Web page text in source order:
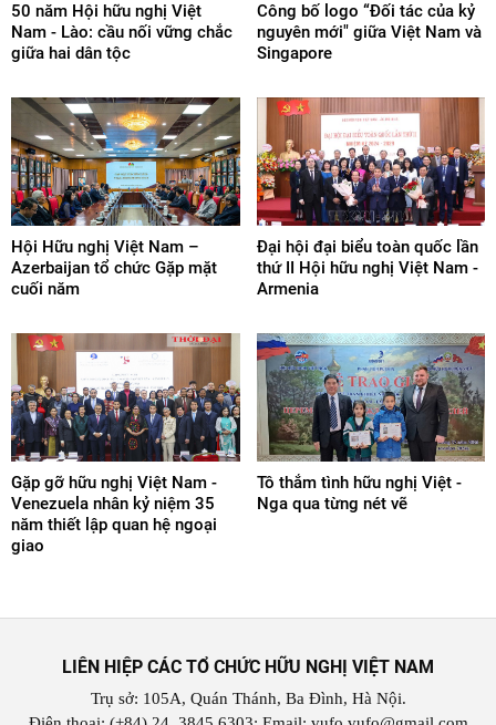
50 năm Hội hữu nghị Việt
Nam - Lào: cầu nối vững chắc
giữa hai dân tộc
Công bố logo “Đối tác của kỷ
nguyên mới" giữa Việt Nam và
Singapore
Hội Hữu nghị Việt Nam –
Azerbaijan tổ chức Gặp mặt
cuối năm
Đại hội đại biểu toàn quốc lần
thứ II Hội hữu nghị Việt Nam -
Armenia
Gặp gỡ hữu nghị Việt Nam -
Venezuela nhân kỷ niệm 35
năm thiết lập quan hệ ngoại
giao
Tô thắm tình hữu nghị Việt -
Nga qua từng nét vẽ
LIÊN HIỆP CÁC TỔ CHỨC HỮU NGHỊ VIỆT NAM
Trụ sở: 105A, Quán Thánh, Ba Đình, Hà Nội.